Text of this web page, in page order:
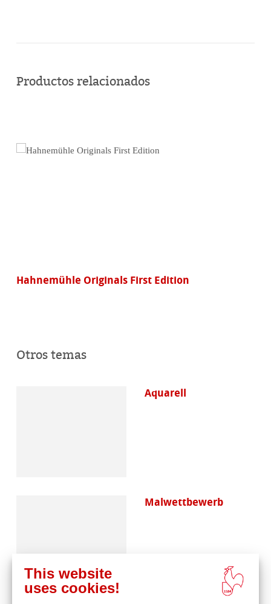
línea
Productos relacionados
Hahnemühle Originals First Edition
Otros temas
Aquarell
Malwettbewerb
This website
uses cookies!